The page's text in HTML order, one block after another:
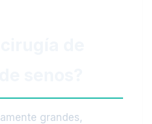
grandes,